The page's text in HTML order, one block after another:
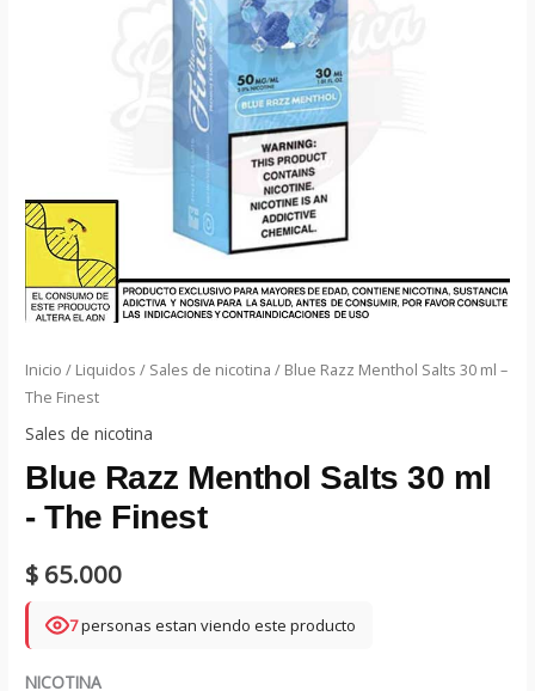
Inicio / Liquidos / Sales de nicotina / Blue Razz Menthol Salts 30 ml –
The Finest
Sales de nicotina
Blue Razz Menthol Salts 30 ml
- The Finest
$ 65.000
7personas estan viendo este producto
NICOTINA